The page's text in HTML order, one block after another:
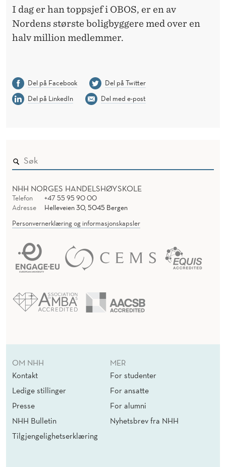
I dag er han toppsjef i OBOS, er en av
Nordens største boligbyggere med over en
halvmillion medlemmer.
Del på Facebook
Del på Twitter
Del på LinkedIn
Del med e-post
NHH NORGES HANDELSHØYSKOLE
Telefon
+47 55 95 90 00
Adresse
Helleveien 30, 5045 Bergen
Personvernerklæring og informasjonskapsler
OM NHH
Kontakt
Ledige stillinger
Presse
NHH Bulletin
Tilgjengelighetserklæring
MER
For studenter
For ansatte
For alumni
Nyhetsbrev fra NHH